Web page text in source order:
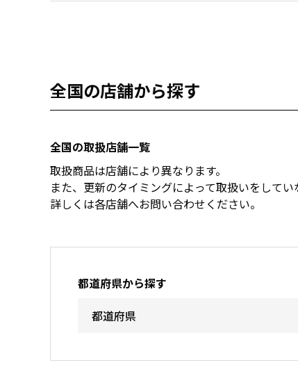
全国の店舗から探す
全国の取扱店舗一覧
取扱商品は店舗により異なります。
また、更新のタイミングによって取扱いをして
詳しくは各店舗へお問い合わせください。
都道府県から探す